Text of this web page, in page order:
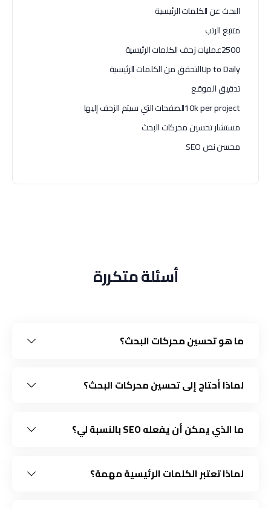
البحث عن الكلمات الرئيسية
متتبع الرتب
2500عمليات زحف الكلمات الرئيسية
Up to Dailyالتحقق من الكلمات الرئيسية
تدقيق الموقع
10k per projectالصفحات التي سيتم الزحف إليها
مستشار تحسين محركات البحث
محسن نص SEO
أسئلة متكررة
ما هو تحسين محركات البحث؟
لماذا أحتاج إلى تحسين محركات البحث؟
ما الذي يمكن أن يفعله SEO بالنسبة لي؟
لماذا تعتبر الكلمات الرئيسية مهمة؟